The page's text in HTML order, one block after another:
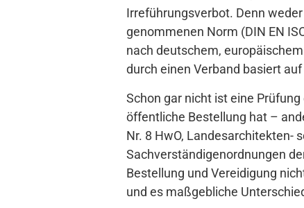
Irreführungsverbot. Denn
genommenen Norm (DIN EN
nach deutschem,
durch einen Verband basiert
Schon gar nicht ist eine
öffentliche Bestellung hat –
Nr. 8 HwO, Landesarchitekten-
Sachverständigenordnungen
Bestellung und Vereidigung
und es maßgebliche